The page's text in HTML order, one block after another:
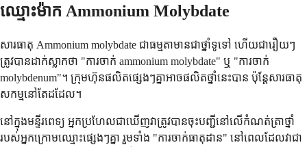
ឈ្មោះម៉ាក Ammonium Molybdate
សារធាតុ Ammonium molybdate ជាធម្មតាមានជាថ្នាំទូទៅ ហើយជារឿយៗ
ត្រូវបានដាក់ស្លាកថា "ការចាក់ ammonium molybdate" ឬ "ការចាក់
molybdenum"។ ក្រុមហ៊ុនផលិតផ្សេងៗគ្នាអាចផលិតថ្នាំនេះបាន ប៉ុន្តែសារធាតុ
សកម្មនៅតែដដែល។
នៅក្នុងមន្ទីរពេទ្យ អ្នកប្រហែលជាឃើញវាត្រូវបានចុះបញ្ជីនៅលើកំណត់ត្រាថ្នាំ
របស់អ្នកក្រោមឈ្មោះផ្សេងៗគ្នា រួមទាំង "ការចាក់ធាតុដាន" នៅពេលដែលវាជា